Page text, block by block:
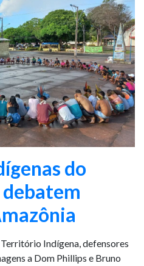
do
debatem
Indígena, defensores
a Dom Phillips e Bruno